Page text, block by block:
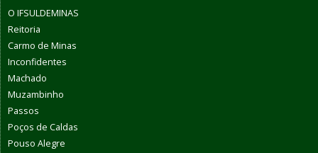
O IFSULDEMINAS
Reitoria
Carmo de Minas
Inconfidentes
Machado
Muzambinho
Passos
Poços de Caldas
Pouso Alegre